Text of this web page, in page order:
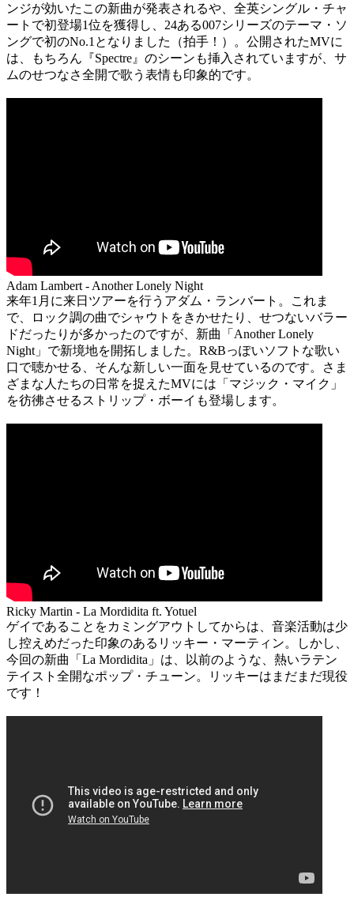
ンジが効いたこの新曲が発表されるや、全英シングル・チャ
ートで初登場1位を獲得し、24ある007シリーズのテーマ・ソ
ングで初のNo.1となりました（拍手！）。公開されたMVに
は、もちろん『Spectre』のシーンも挿入されていますが、サ
ムのせつなさ全開で歌う表情も印象的です。
Adam Lambert - Another Lonely Night
来年1月に来日ツアーを行うアダム・ランバート。これま
で、ロック調の曲でシャウトをきかせたり、せつないバラー
ドだったりが多かったのですが、新曲「Another Lonely
Night」で新境地を開拓しました。R&Bっぽいソフトな歌い
口で聴かせる、そんな新しい一面を見せているのです。さま
ざまな人たちの日常を捉えたMVには「マジック・マイク」
を彷彿させるストリップ・ボーイも登場します。
Ricky Martin - La Mordidita ft. Yotuel
ゲイであることをカミングアウトしてからは、音楽活動は少
し控えめだった印象のあるリッキー・マーティン。しかし、
今回の新曲「La Mordidita」は、以前のような、熱いラテン
テイスト全開なポップ・チューン。リッキーはまだまだ現役
です！